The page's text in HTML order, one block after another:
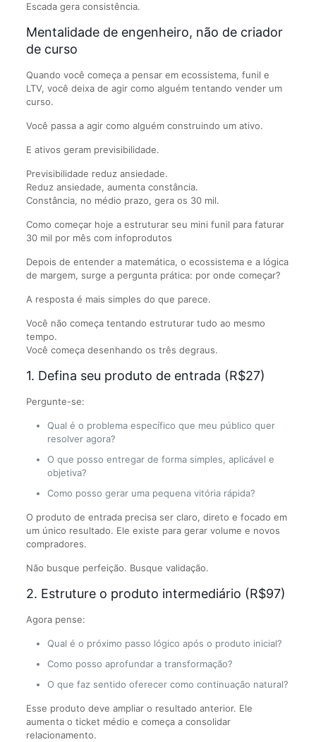
Escada gera consistência.
Mentalidade de engenheiro, não de criador
de curso
Quando você começa a pensar em ecossistema, funil e
LTV, você deixa de agir como alguém tentando vender um
curso.
Você passa a agir como alguém construindo um ativo.
E ativos geram previsibilidade.
Previsibilidade reduz ansiedade.
Reduz ansiedade, aumenta constância.
Constância, no médio prazo, gera os 30 mil.
Como começar hoje a estruturar seu mini funil para faturar
30 mil por mês com infoprodutos
Depois de entender a matemática, o ecossistema e a lógica
de margem, surge a pergunta prática: por onde começar?
A resposta é mais simples do que parece.
Você não começa tentando estruturar tudo ao mesmo
tempo.
Você começa desenhando os três degraus.
1. Defina seu produto de entrada (R$27)
Pergunte-se:
Qual é o problema específico que meu público quer
resolver agora?
O que posso entregar de forma simples, aplicável e
objetiva?
Como posso gerar uma pequena vitória rápida?
O produto de entrada precisa ser claro, direto e focado em
um único resultado. Ele existe para gerar volume e novos
compradores.
Não busque perfeição. Busque validação.
2. Estruture o produto intermediário (R$97)
Agora pense:
Qual é o próximo passo lógico após o produto inicial?
Como posso aprofundar a transformação?
O que faz sentido oferecer como continuação natural?
Esse produto deve ampliar o resultado anterior. Ele
aumenta o ticket médio e começa a consolidar
relacionamento.